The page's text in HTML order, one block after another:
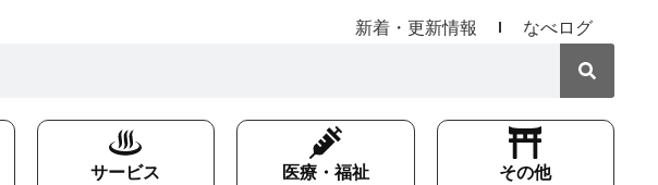
新着・更新情報 なべログ
サービス 医療・福祉 その他